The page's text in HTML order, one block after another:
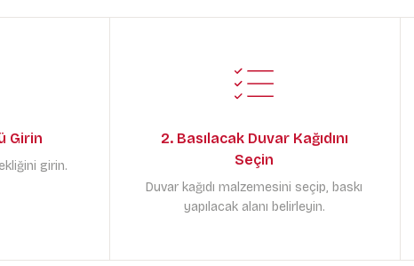
Girin
girin.
2. Basılacak Duvar Kağıdını
Seçin
Duvar kağıdı malzemesini seçip, baskı
yapılacak alanı belirleyin.